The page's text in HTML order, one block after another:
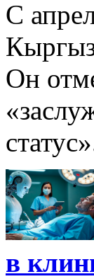
С
Он
в